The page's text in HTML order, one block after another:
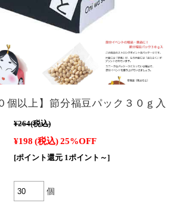
個以上】節分福豆パック３０ｇ入
¥264(税込)
¥198 (税込)25%OFF
[ポイント還元 1ポイント～]
個